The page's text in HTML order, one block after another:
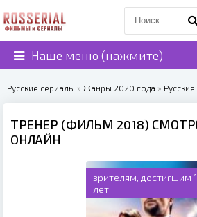
Наше меню (нажмите)
Русские сериалы » Жанры 2020 года »
ТРЕНЕР (ФИЛЬМ 2018)
ОНЛАЙН
зрителям, достигшим
лет